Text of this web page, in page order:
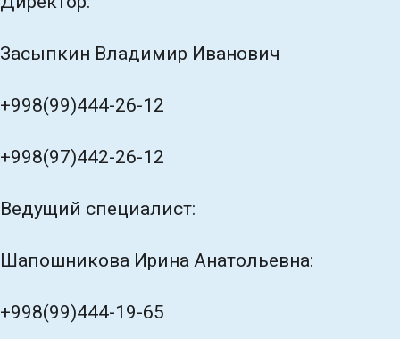
Засыпкин Владимир Иванович
+998(99)444-26-12
+998(97)442-26-12
Ведущий специалист:
Шапошникова Ирина Анатольевна:
+998(99)444-19-65